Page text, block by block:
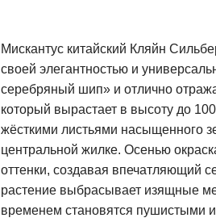
Мискантус китайский Кляйн
своей элегантностью и
серебряный шип» и отлично
который вырастает в высоту до
жёсткими листьями насыщенного
центральной жилке. Осенью
оттенки, создавая впечатляющий
растение выбрасывает изящные
временем становятся пушистыми